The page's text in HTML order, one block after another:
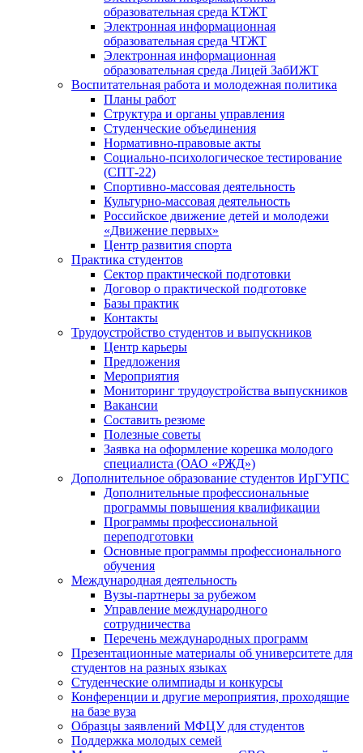
образовательная среда КТЖТ
Электронная информационная
образовательная среда ЧТЖТ
Электронная информационная
образовательная среда Лицей ЗабИЖТ
Воспитательная работа и молодежная политика
Планы работ
Структура и органы управления
Студенческие объединения
Нормативно-правовые акты
Социально-психологическое тестирование
(СПТ-22)
Спортивно-массовая деятельность
Культурно-массовая деятельность
Российское движение детей и молодежи
«Движение первых»
Центр развития спорта
Практика студентов
Сектор практической подготовки
Договор о практической подготовке
Базы практик
Контакты
Трудоустройство студентов и выпускников
Центр карьеры
Предложения
Мероприятия
Мониторинг трудоустройства выпускников
Вакансии
Составить резюме
Полезные советы
Заявка на оформление корешка молодого
специалиста (ОАО «РЖД»)
Дополнительное образование студентов ИрГУПС
Дополнительные профессиональные
программы повышения квалификации
Программы профессиональной
переподготовки
Основные программы профессионального
обучения
Международная деятельность
Вузы-партнеры за рубежом
Управление международного
сотрудничества
Перечень международных программ
Презентационные материалы об университете для
студентов на разных языках
Студенческие олимпиады и конкурсы
Конференции и другие мероприятия, проходящие
на базе вуза
Образцы заявлений МФЦУ для студентов
Поддержка молодых семей